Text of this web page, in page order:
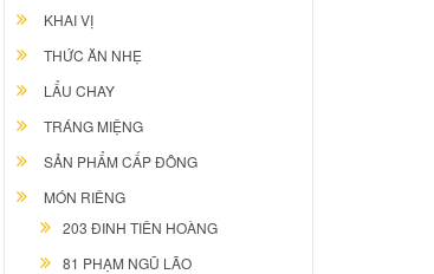
KHAI VỊ
THỨC ĂN NHẸ
LẨU CHAY
TRÁNG MIỆNG
SẢN PHẨM CẤP ĐÔNG
MÓN RIÊNG
203 ĐINH TIÊN HOÀNG
81 PHẠM NGŨ LÃO